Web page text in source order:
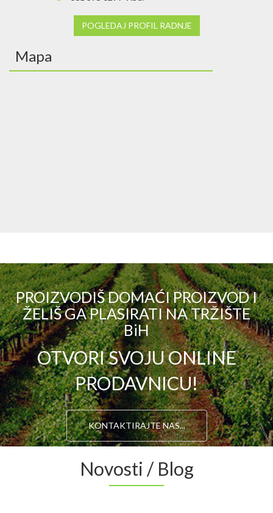
POGLEDAJ PROFIL RADNJE
Mapa
PROIZVODIŠ DOMAĆI PROIZVOD I
ŽELIŠ GA PLASIRATI NA TRŽIŠTE
BiH
OTVORI SVOJU ONLINE
PRODAVNICU!
KONTAKTIRAJTE NAS...
Novosti / Blog